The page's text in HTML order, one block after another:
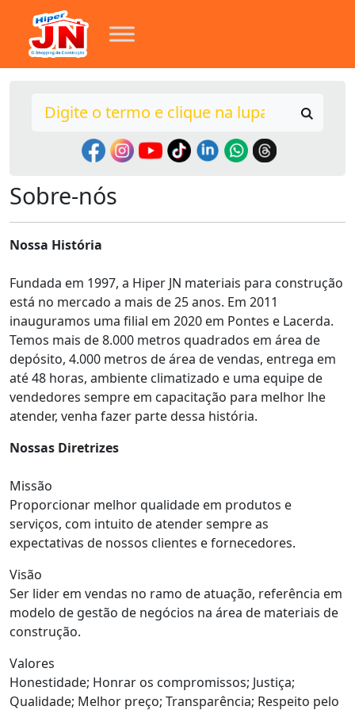
Sobre-nós
Nossa História
Fundada em 1997, a Hiper JN materiais para construção
está no mercado a mais de 25 anos. Em 2011
inauguramos uma filial em 2020 em Pontes e Lacerda.
Temos mais de 8.000 metros quadrados em área de
depósito, 4.000 metros de área de vendas, entrega em
até 48 horas, ambiente climatizado e uma equipe de
vendedores sempre em capacitação para melhor lhe
atender, venha fazer parte dessa história.
Nossas Diretrizes
Missão
Proporcionar melhor qualidade em produtos e
serviços, com intuito de atender sempre as
expectativas de nossos clientes e fornecedores.
Visão
Ser lider em vendas no ramo de atuação, referência em
modelo de gestão de negócios na área de materiais de
construção.
Valores
Honestidade; Honrar os compromissos; Justiça;
Qualidade; Melhor preço; Transparência; Respeito pelo